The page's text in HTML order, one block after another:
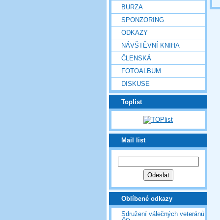
BURZA
SPONZORING
ODKAZY
NÁVŠTĚVNÍ KNIHA
ČLENSKÁ
FOTOALBUM
DISKUSE
Toplist
Mail list
Oblíbené odkazy
Sdružení válečných veteránů